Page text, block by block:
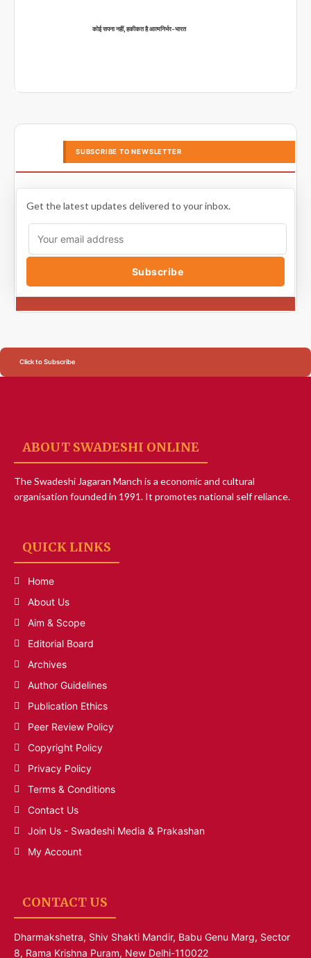
कोई सपना नहीं, हकीकत है आत्मनिर्भर-भारत
SUBSCRIBE TO NEWSLETTER
Get the latest updates delivered to your inbox.
Subscribe
Click to Subscribe
ABOUT SWADESHI ONLINE
The Swadeshi Jagaran Manch is a economic and cultural
organisation founded in 1991. It promotes national self reliance.
QUICK LINKS
Home
About Us
Aim & Scope
Editorial Board
Archives
Author Guidelines
Publication Ethics
Peer Review Policy
Copyright Policy
Privacy Policy
Terms & Conditions
Contact Us
Join Us - Swadeshi Media & Prakashan
My Account
CONTACT US
Dharmakshetra, Shiv Shakti Mandir, Babu Genu Marg, Sector
8, Rama Krishna Puram, New Delhi-110022